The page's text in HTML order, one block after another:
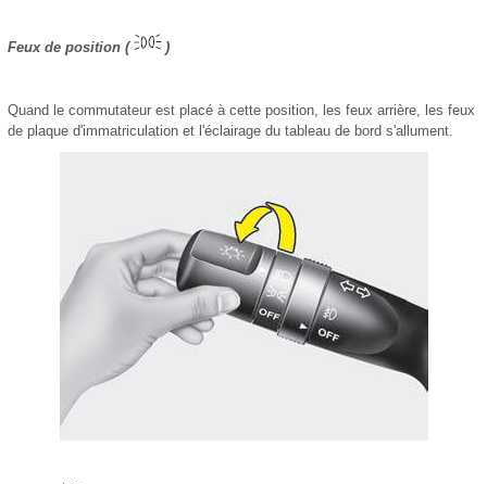
Feux de position ( )
Quand le commutateur est placé à cette position, les feux arrière, les feux
de plaque d'immatriculation et l'éclairage du tableau de bord s'allument.